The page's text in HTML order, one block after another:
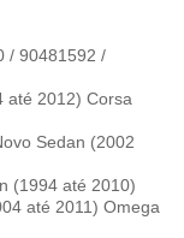
/ 90481592 /
até 2012) Corsa
Sedan (2002
(1994 até 2010)
até 2011) Omega